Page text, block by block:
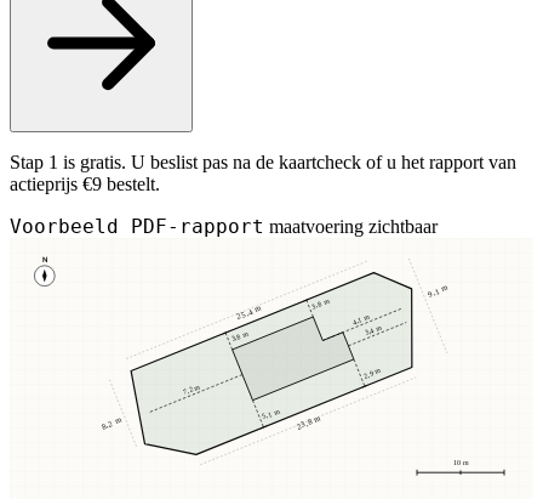
Stap 1 is gratis. U beslist pas na de kaartcheck of u het rapport van
actieprijs €9 bestelt.
Voorbeeld PDF-rapport maatvoering zichtbaar
N
10 m
3,8 m
3,8 m
5,1 m
2,9 m
7,2 m
3,4 m
4,1 m
25,4 m
23,8 m
8,2 m
9,1 m